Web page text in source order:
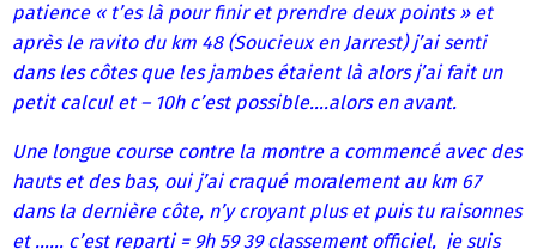
patience « t’es là pour finir et prendre deux points » et
après le ravito du km 48 (Soucieux en Jarrest) j’ai senti
dans les côtes que les jambes étaient là alors j’ai fait un
petit calcul et – 10h c’est possible….alors en avant.
Une longue course contre la montre a commencé avec des
hauts et des bas, oui j’ai craqué moralement au km 67
dans la dernière côte, n’y croyant plus et puis tu raisonnes
et …… c’est reparti = 9h 59 39 classement officiel, je suis